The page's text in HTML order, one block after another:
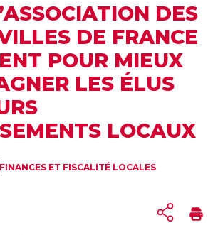
DES
DE FRANCE
POUR MIEUX
LES ÉLUS
LOCAUX
FINANCES ET FISCALITÉ LOCALES